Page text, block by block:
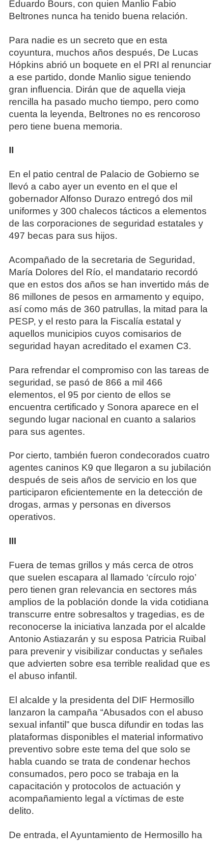
Eduardo Bours, con quien Manlio Fabio
Beltrones nunca ha tenido buena relación.
Para nadie es un secreto que en esta
coyuntura, muchos años después, De Lucas
Hópkins abrió un boquete en el PRI al renunciar
a ese partido, donde Manlio sigue teniendo
gran influencia. Dirán que de aquella vieja
rencilla ha pasado mucho tiempo, pero como
cuenta la leyenda, Beltrones no es rencoroso
pero tiene buena memoria.
II
En el patio central de Palacio de Gobierno se
llevó a cabo ayer un evento en el que el
gobernador Alfonso Durazo entregó dos mil
uniformes y 300 chalecos tácticos a elementos
de las corporaciones de seguridad estatales y
497 becas para sus hijos.
Acompañado de la secretaria de Seguridad,
María Dolores del Río, el mandatario recordó
que en estos dos años se han invertido más de
86 millones de pesos en armamento y equipo,
así como más de 360 patrullas, la mitad para la
PESP, y el resto para la Fiscalía estatal y
aquellos municipios cuyos comisarios de
seguridad hayan acreditado el examen C3.
Para refrendar el compromiso con las tareas de
seguridad, se pasó de 866 a mil 466
elementos, el 95 por ciento de ellos se
encuentra certificado y Sonora aparece en el
segundo lugar nacional en cuanto a salarios
para sus agentes.
Por cierto, también fueron condecorados cuatro
agentes caninos K9 que llegaron a su jubilación
después de seis años de servicio en los que
participaron eficientemente en la detección de
drogas, armas y personas en diversos
operativos.
III
Fuera de temas grillos y más cerca de otros
que suelen escapara al llamado ‘círculo rojo’
pero tienen gran relevancia en sectores más
amplios de la población donde la vida cotidiana
transcurre entre sobresaltos y tragedias, es de
reconocerse la iniciativa lanzada por el alcalde
Antonio Astiazarán y su esposa Patricia Ruibal
para prevenir y visibilizar conductas y señales
que advierten sobre esa terrible realidad que es
el abuso infantil.
El alcalde y la presidenta del DIF Hermosillo
lanzaron la campaña “Abusados con el abuso
sexual infantil” que busca difundir en todas las
plataformas disponibles el material informativo
preventivo sobre este tema del que solo se
habla cuando se trata de condenar hechos
consumados, pero poco se trabaja en la
capacitación y protocolos de actuación y
acompañamiento legal a víctimas de este
delito.
De entrada, el Ayuntamiento de Hermosillo ha